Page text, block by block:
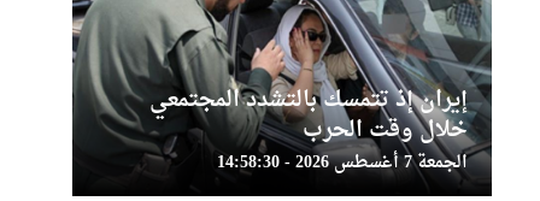
إيران إذ تتمسك بالتشدد المجتمعي
خلال وقت الحرب
الجمعة 7 أغسطس 2026 - 14:58:30